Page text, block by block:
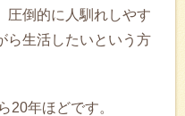
圧倒的に人馴れしやす
ら生活したいという方
20年ほどです。